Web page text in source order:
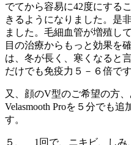
でてから容易に42度にする
きるようになりました。是
ました。毛細血管が増殖し
目の治療からもっと効果を
は、冬が長く、寒くなると
だけでも免疫力５－６倍です
又、顔のV型のご希望の方
Velasmooth Proを５分でも
す。
５、 1回で、ニキビ、しみ